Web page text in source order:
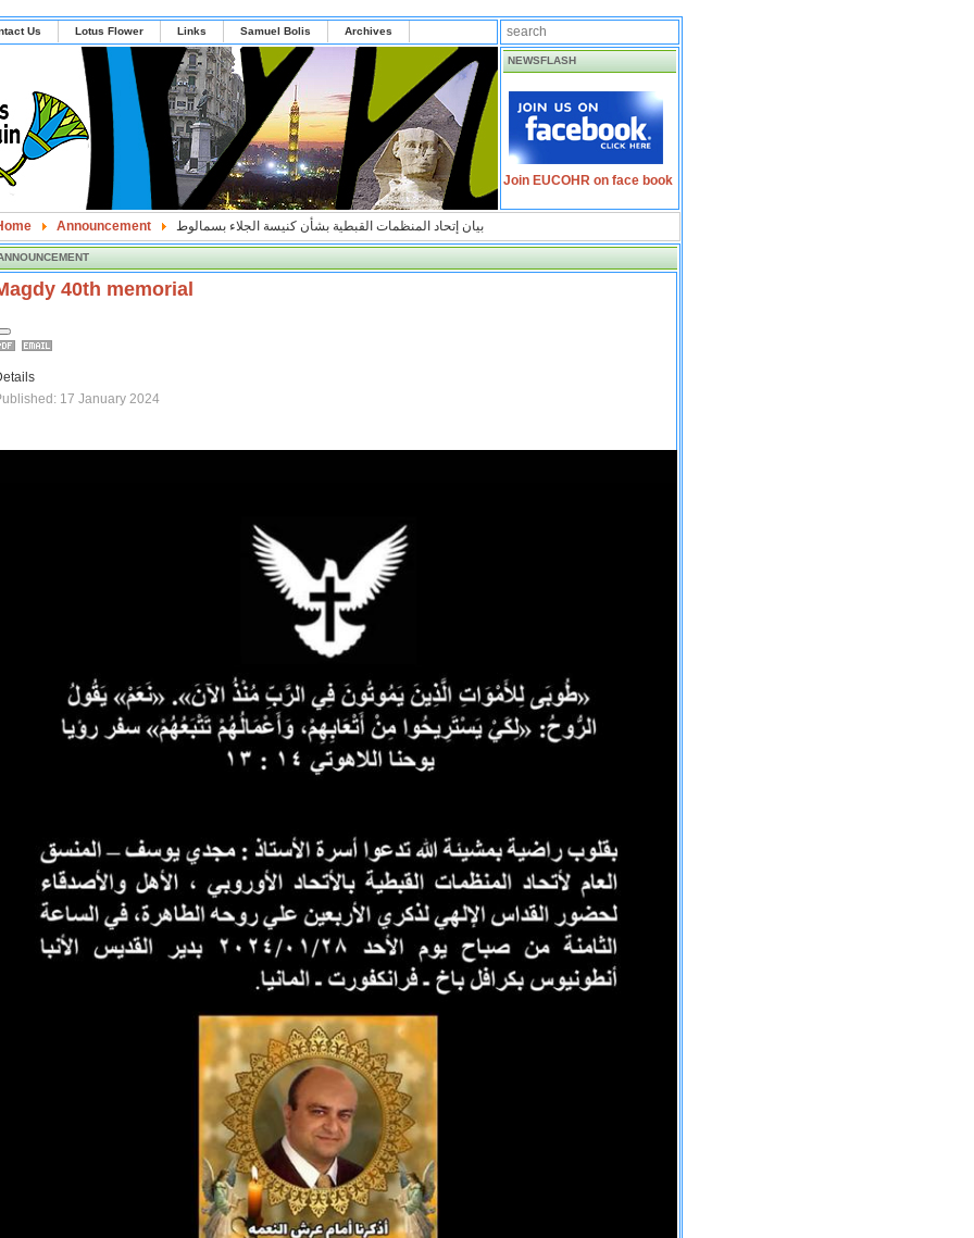
Us Lotus Flower Links Samuel Bolis Archives
NEWSFLASH
Join EUCOHR on face book
Announcement بيان إتحاد المنظمات القبطية بشأن كنيسة الجلاء بسمالوط
40th memorial
17 January 2024